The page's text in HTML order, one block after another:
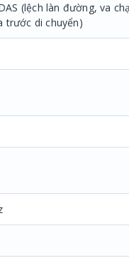
(lệch làn đường, va
trước di chuyển)